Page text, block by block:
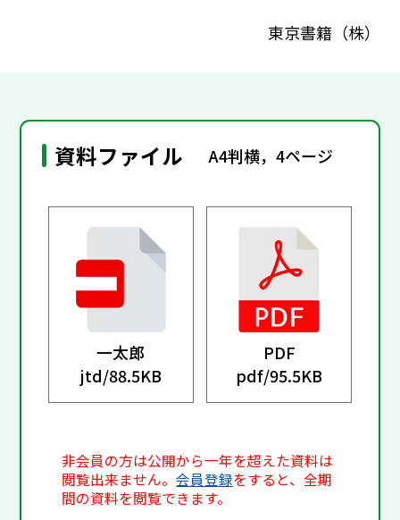
東京書籍（株）
資料ファイル A4判横，4ページ
一太郎
jtd/88.5KB
PDF
pdf/95.5KB
非会員の方は公開から一年を超えた資料は
閲覧出来ません。会員登録をすると、全期
間の資料を閲覧できます。